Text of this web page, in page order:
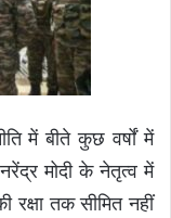
में बीते कुछ वर्षों में
मोदी के नेतृत्व में
तक सीमित नहीं